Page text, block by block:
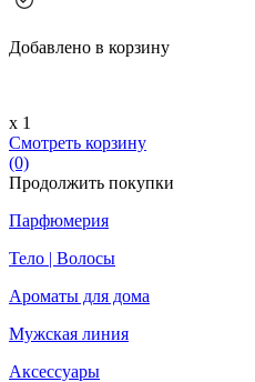
Добавлено в корзину
х 1
Смотреть корзину
(0)
Продолжить покупки
Парфюмерия
Тело | Волосы
Ароматы для дома
Мужская линия
Аксессуары